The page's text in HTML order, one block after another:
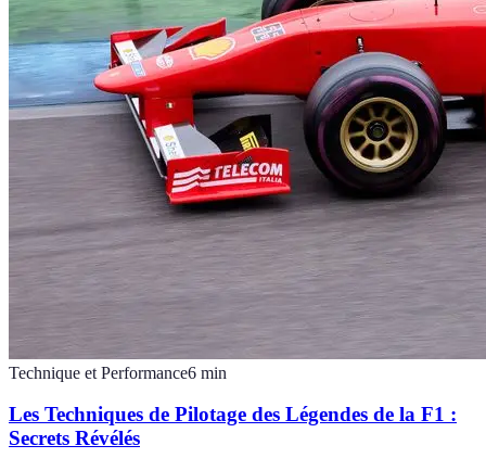
Technique et Performance6 min
Les Techniques de Pilotage des Légendes de la F1 :
Secrets Révélés